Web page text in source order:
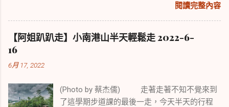
閱讀完整內容
【阿姐趴趴走】小南港山半天輕鬆走 2022-6-
16
6月 17, 2022
(Photo by 蔡杰儒) 走著走著不知不覺來到
了這學期步道課的最後一走，今天半天的行程